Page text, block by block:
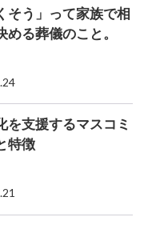
そう」って家族で相
める葬儀のこと。
を支援するマスコミ
特徴